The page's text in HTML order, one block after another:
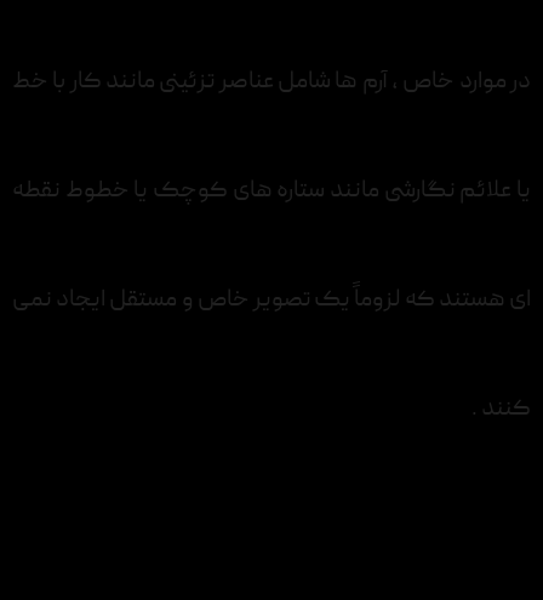
در موارد خاص ، آرم ها شامل عناصر تزئینی مانند کار با خط
یا علائم نگارشی مانند ستاره های کوچک یا خطوط نقطه
ای هستند که لزوماً یک تصویر خاص و مستقل ایجاد نمی
کنند .